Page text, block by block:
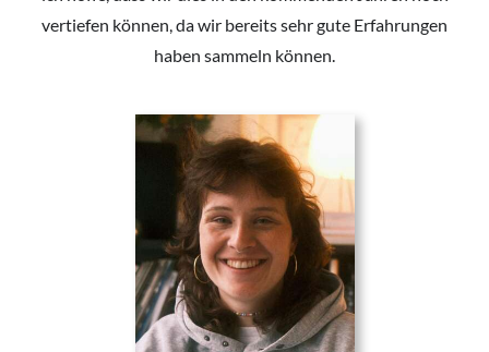
vertiefen können, da wir bereits sehr gute Erfahrungen
haben sammeln können.